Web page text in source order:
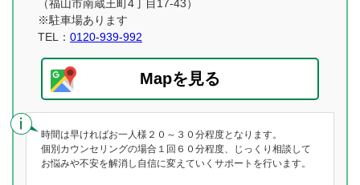
（福山市南蔵王町4丁目17-43）
※駐車場あります
TEL： 0120-939-992
Mapを見る
時間は早ければお一人様２０～３０分程度となります。
個別カウンセリングの場合１回６０分程度、じっくり相談して
お悩みや不安を解消し自信に変えていくサポートを行います。